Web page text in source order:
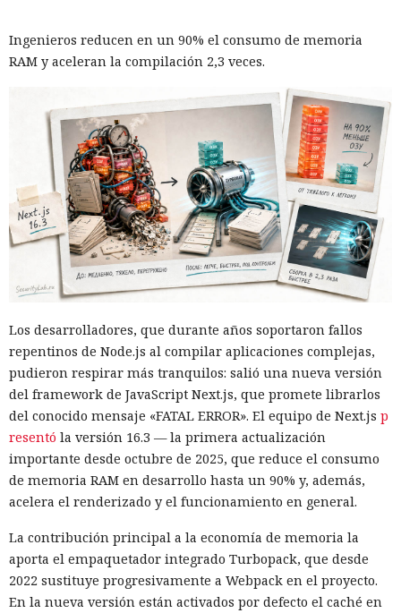
Ingenieros reducen en un 90% el consumo de memoria
RAM y aceleran la compilación 2,3 veces.
Los desarrolladores, que durante años soportaron fallos
repentinos de Node.js al compilar aplicaciones complejas,
pudieron respirar más tranquilos: salió una nueva versión
del framework de JavaScript Next.js, que promete librarlos
del conocido mensaje «FATAL ERROR». El equipo de Next.js p
resentó la versión 16.3 — la primera actualización
importante desde octubre de 2025, que reduce el consumo
de memoria RAM en desarrollo hasta un 90% y, además,
acelera el renderizado y el funcionamiento en general.
La contribución principal a la economía de memoria la
aporta el empaquetador integrado Turbopack, que desde
2022 sustituye progresivamente a Webpack en el proyecto.
En la nueva versión están activados por defecto el caché en